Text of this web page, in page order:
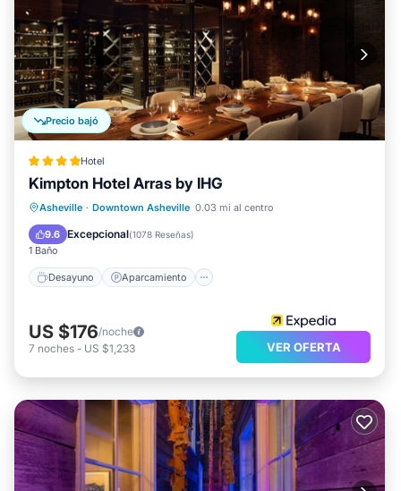
Precio bajó
Hotel
Kimpton Hotel Arras by IHG
Asheville · Downtown Asheville 0.03 mi al centro
9.6 Excepcional(1078 Reseñas)
1 Baño
Desayuno Aparcamiento
Desayuno
Aparcamiento
Balcón/Terraza
US $176/noche
7 noches - US $1,233 VER OFERTA